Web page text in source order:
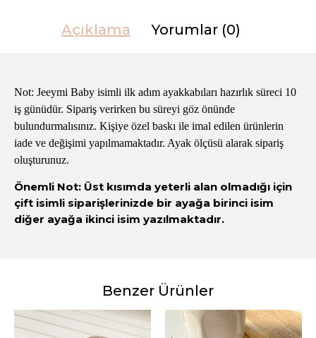
Açıklama Yorumlar (0)
Not: Jeeymi Baby isimli ilk adım ayakkabıları hazırlık süreci 10
iş günüdür. Sipariş verirken bu süreyi göz önünde
bulundurmalısınız. Kişiye özel baskı ile imal edilen ürünlerin
iade ve değişimi yapılmamaktadır. Ayak ölçüsü alarak sipariş
oluşturunuz.
Önemli Not: Üst kısımda yeterli alan olmadığı için
çift isimli siparişlerinizde bir ayağa birinci isim
diğer ayağa ikinci isim yazılmaktadır.
Benzer Ürünler